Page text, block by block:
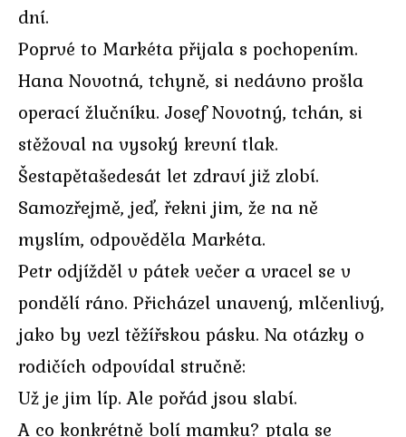
dní.
Poprvé to Markéta přijala s pochopením.
Hana Novotná, tchyně, si nedávno prošla
operací žlučníku. Josef Novotný, tchán, si
stěžoval na vysoký krevní tlak.
Šestapětašedesát let zdraví již zlobí.
Samozřejmě, jeď, řekni jim, že na ně
myslím, odpověděla Markéta.
Petr odjížděl v pátek večer a vracel se v
pondělí ráno. Přicházel unavený, mlčenlivý,
jako by vezl těžířskou pásku. Na otázky o
rodičích odpovídal stručně:
Už je jim líp. Ale pořád jsou slabí.
A co konkrétně bolí mamku? ptala se